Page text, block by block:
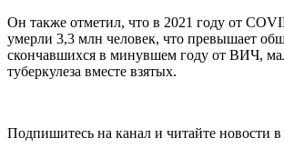
Он также отметил, что в 2021 году от
умерли 3,3 млн человек, что превышает
скончавшихся в минувшем году от ВИЧ,
туберкулеза вместе взятых.
Подпишитесь на канал и читайте новости